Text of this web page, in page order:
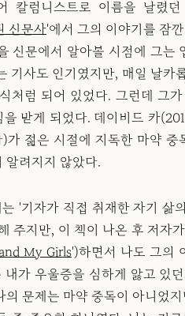
칼럼니스트로 이름을 날렸
신문사'에서 그의 이야기를 잠
신문에서 알아볼 시점에 그는
기사도 인기였지만, 매일 날카
처럼 되어 있었다. 그런데 그
받게 되었다. 데이비드 카
가 젊은 시절에 지독한 마약 중
알려지지 않았다.
는 '기자가 직접 취재한 자기 삶
주지만, 이 책이 나온 후 저자
My Girls')하면서 나도 그의
가 우울증을 심하게 앓고 있던
문제는 마약 중독이 아니었지